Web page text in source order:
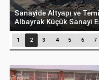
Hani Eskişehir Kaleydi?
Hesaplar Tutmadı!
1 2 3 4 5 6 7